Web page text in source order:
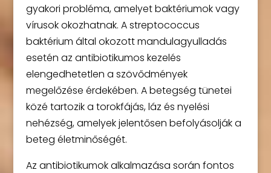
gyakori probléma, amelyet baktériumok vagy
vírusok okozhatnak. A streptococcus
baktérium által okozott mandulagyulladás
esetén az antibiotikumos kezelés
elengedhetetlen a szövődmények
megelőzése érdekében. A betegség tünetei
közé tartozik a torokfájás, láz és nyelési
nehézség, amelyek jelentősen befolyásolják a
beteg életminőségét.
Az antibiotikumok alkalmazása során fontos